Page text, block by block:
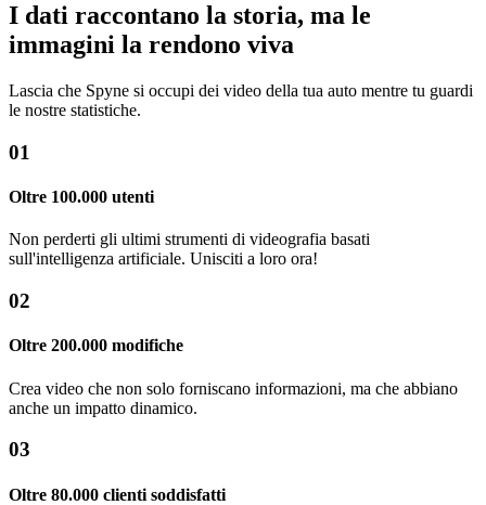
I dati raccontano la storia, ma le
immagini la rendono viva
Lascia che Spyne si occupi dei video della tua auto mentre tu guardi
le nostre statistiche.
01
Oltre 100.000 utenti
Non perderti gli ultimi strumenti di videografia basati
sull'intelligenza artificiale. Unisciti a loro ora!
02
Oltre 200.000 modifiche
Crea video che non solo forniscano informazioni, ma che abbiano
anche un impatto dinamico.
03
Oltre 80.000 clienti soddisfatti